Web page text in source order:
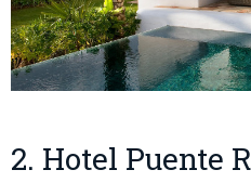
2. Hotel Puente